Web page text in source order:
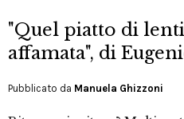
"Quel piatto di
affamata", di
Pubblicato da Manuela Ghizzoni